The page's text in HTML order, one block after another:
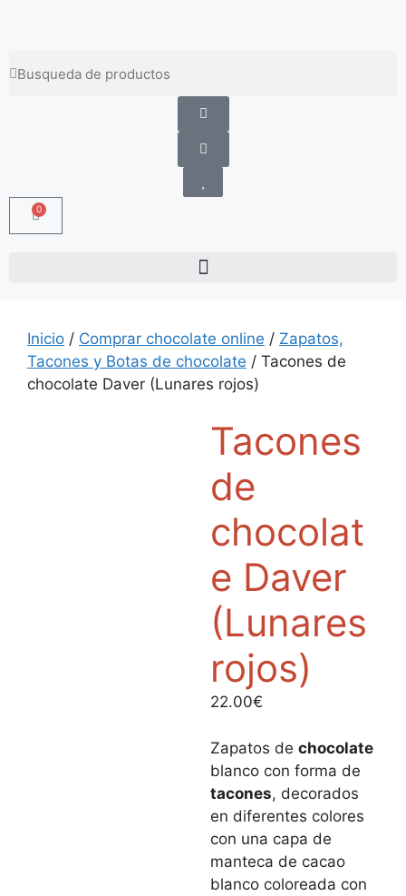
Envíos gratis a partir de 100 €
0
Inicio / Comprar chocolate online / Zapatos,
Tacones y Botas de chocolate / Tacones de
chocolate Daver (Lunares rojos)
Tacones
de
chocolat
e Daver
(Lunares
rojos)
22.00€
Zapatos de chocolate
blanco con forma de
tacones, decorados
en diferentes colores
con una capa de
manteca de cacao
blanco coloreada con